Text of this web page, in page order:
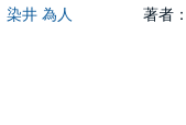
染井 為人 著者：